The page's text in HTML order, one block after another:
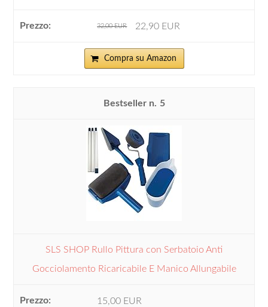
32,00 EUR 22,90 EUR
Compra su Amazon
5
SLS SHOP Rullo Pittura con Serbatoio Anti
Gocciolamento Ricaricabile E Manico Allungabile
15,00 EUR